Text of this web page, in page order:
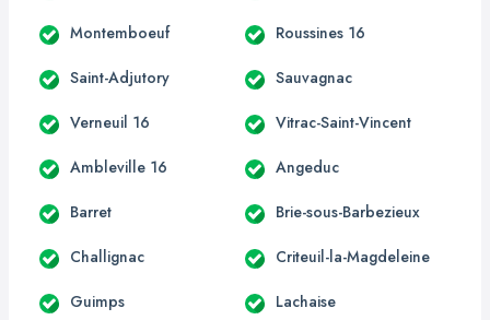
Montemboeuf Roussines 16
Saint-Adjutory Sauvagnac
Verneuil 16 Vitrac-Saint-Vincent
Ambleville 16 Angeduc
Barret Brie-sous-Barbezieux
Challignac Criteuil-la-Magdeleine
Guimps Lachaise